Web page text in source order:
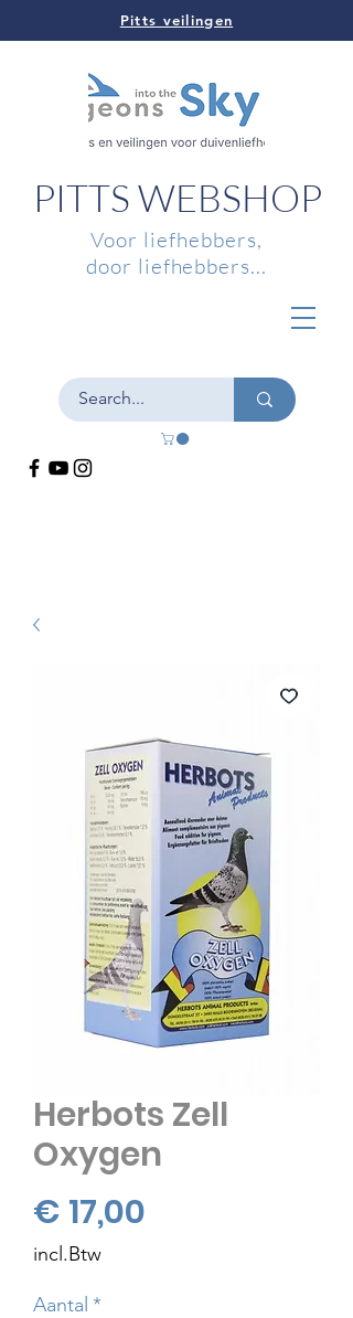
Pitts veilingen
PITTS WEBSHOP
Voor liefhebbers,
door liefhebbers...
Herbots Zell
Oxygen
€ 17,00
incl.Btw
Aantal *